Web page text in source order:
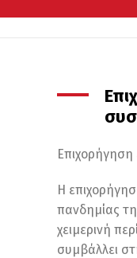
Η
πανδημίας
χειμερινή
συμβάλλει